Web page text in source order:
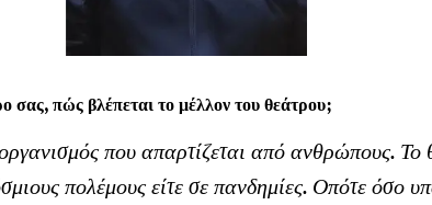
σας, πώς βλέπεται το μέλλον του θεάτρου;
που απαρτίζεται από ανθρώπους. Το
πολέμους είτε σε πανδημίες. Οπότε όσο